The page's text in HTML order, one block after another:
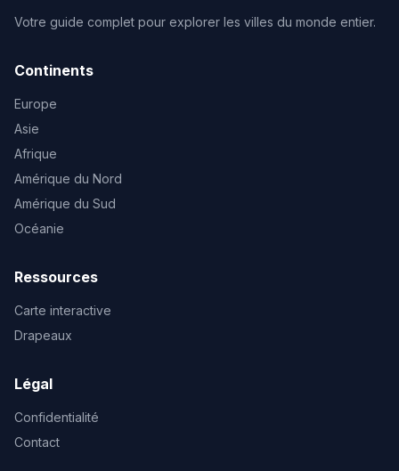
Votre guide complet pour explorer les villes du monde entier.
Continents
Europe
Asie
Afrique
Amérique du Nord
Amérique du Sud
Océanie
Ressources
Carte interactive
Drapeaux
Légal
Confidentialité
Contact